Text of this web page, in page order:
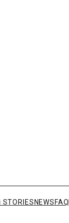
STORIES NEWS FAQ